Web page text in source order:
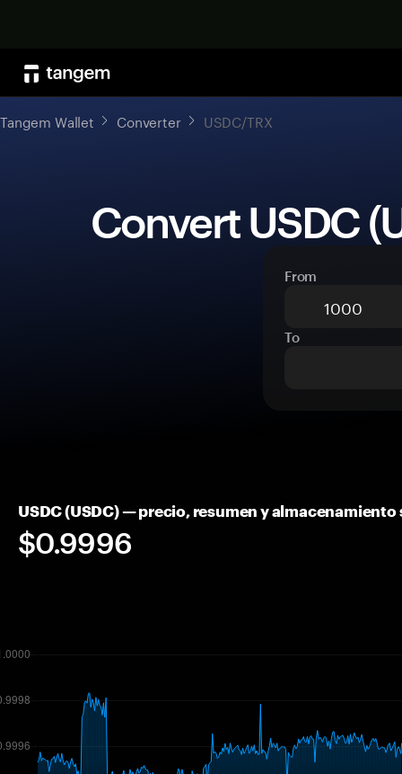
Tangem Wallet Converter USDC/TRX
Convert USDC
From
To
USDC (USDC) — precio, resumen y almacenamiento
$0.9996